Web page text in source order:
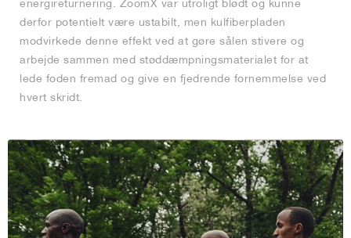
energireturnering. ZoomX var utroligt blødt og kunne
derfor potentielt være ustabilt, men kulfiberpladen
modvirkede denne effekt ved at gøre sålen stivere og
arbejde sammen med støddæmpningsmaterialet for at
lede foden fremad og give en fjedrende fornemmelse ved
hvert skridt.